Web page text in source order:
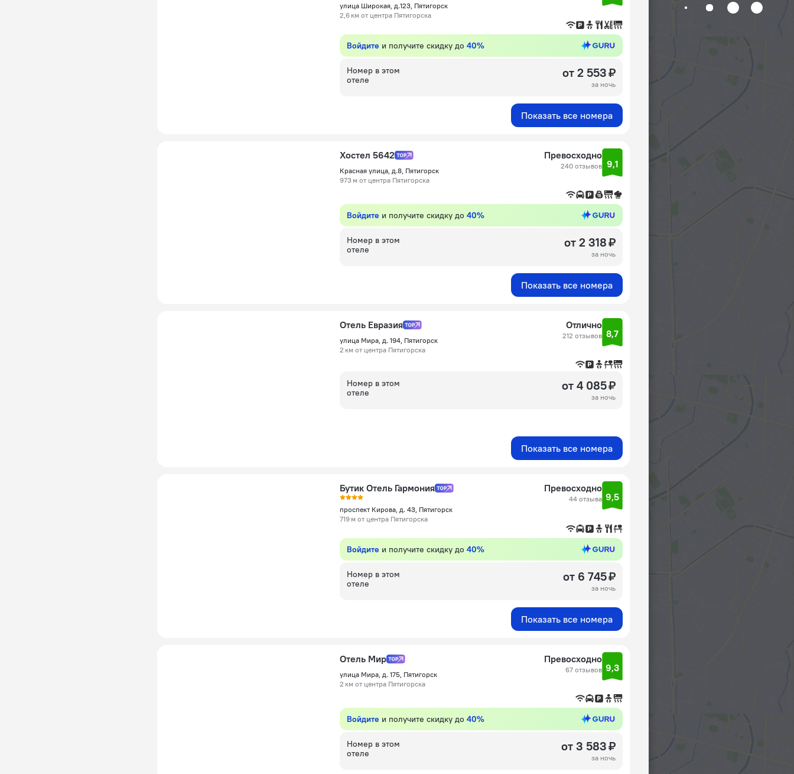
улица Широкая, д.123, Пятигорск
2,6 км от центра Пятигорска
Войдите и получите скидку до 40%
Номер в этом
отеле
от 2 553 ₽
за ночь
Показать все номера
Хостел 5642
Красная улица, д.8, Пятигорск
973 м от центра Пятигорска
Превосходно
240 отзывов 9,1
Войдите и получите скидку до 40%
Номер в этом
отеле
от 2 318 ₽
за ночь
Показать все номера
Отель Евразия
улица Мира, д. 194, Пятигорск
2 км от центра Пятигорска
Отлично
212 отзывов 8,7
Номер в этом
отеле
от 4 085 ₽
за ночь
Показать все номера
Бутик Отель Гармония
проспект Кирова, д. 43, Пятигорск
719 м от центра Пятигорска
Превосходно
44 отзыва 9,5
Войдите и получите скидку до 40%
Номер в этом
отеле
от 6 745 ₽
за ночь
Показать все номера
Отель Мир
улица Мира, д. 175, Пятигорск
2 км от центра Пятигорска
Превосходно
67 отзывов 9,3
Войдите и получите скидку до 40%
Номер в этом
отеле
от 3 583 ₽
за ночь